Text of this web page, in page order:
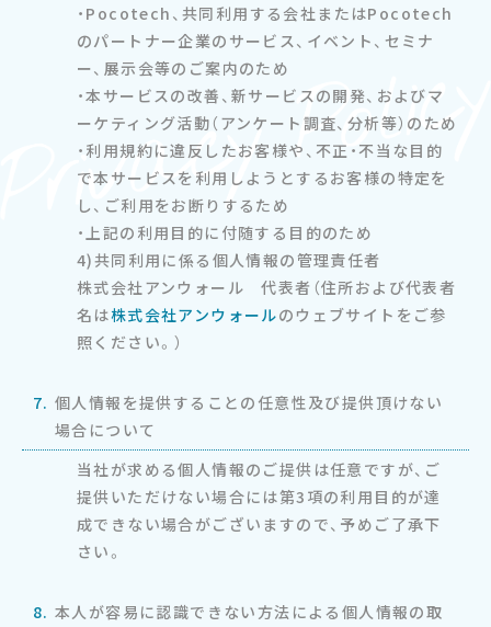
・Pocotech、共同利用する会社またはPocotech
のパートナー企業のサービス、イベント、セミナ
ー、展示会等のご案内のため
・本サービスの改善、新サービスの開発、およびマ
ーケティング活動（アンケート調査、分析等）のため
・利用規約に違反したお客様や、不正・不当な目的
で本サービスを利用しようとするお客様の特定を
し、ご利用をお断りするため
・上記の利用目的に付随する目的のため
4)共同利用に係る個人情報の管理責任者
株式会社アンウォール 代表者（住所および代表者
名は株式会社アンウォールのウェブサイトをご参
照ください。）
7. 個人情報を提供することの任意性及び提供頂けない
場合について
当社が求める個人情報のご提供は任意ですが、ご
提供いただけない場合には第3項の利用目的が達
成できない場合がございますので、予めご了承下
さい。
8. 本人が容易に認識できない方法による個人情報の取